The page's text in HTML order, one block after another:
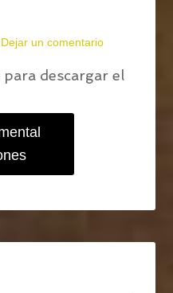
Dejar un comentario
descargar el